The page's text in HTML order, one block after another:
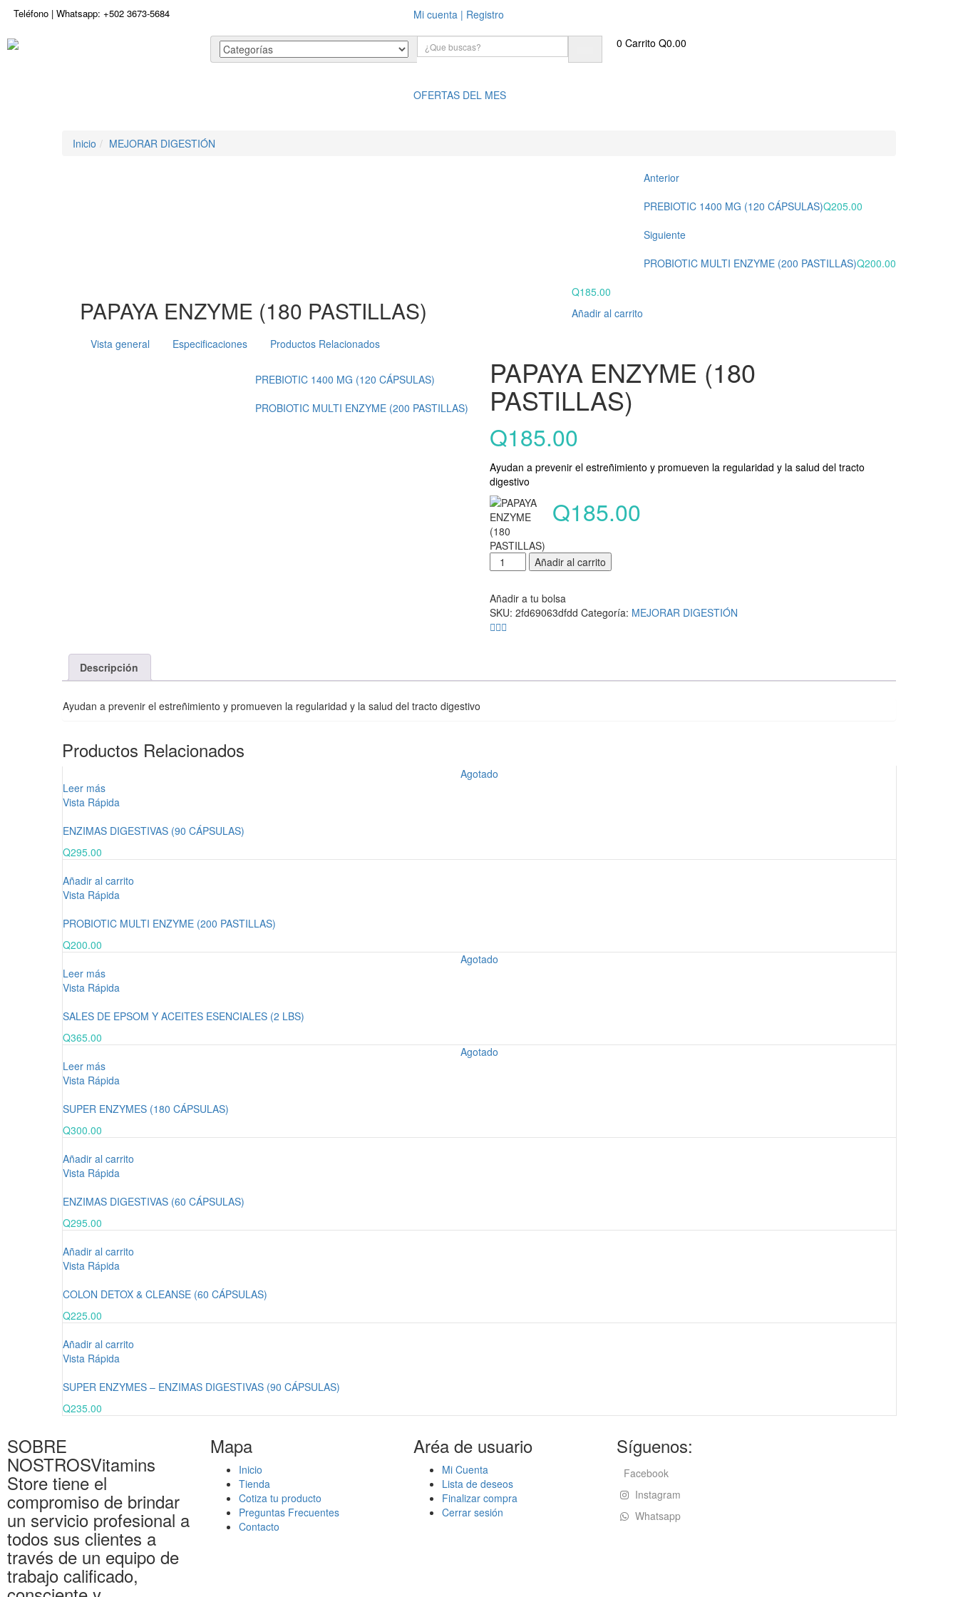
Teléfono | Whatsapp: +502 3673-5684
Mi cuenta | Registro
0 Carrito Q0.00
OFERTAS DEL MES
Inicio MEJORAR DIGESTIÓN
Anterior
PREBIOTIC 1400 MG (120 CÁPSULAS)Q205.00
Siguiente
PROBIOTIC MULTI ENZYME (200 PASTILLAS)Q200.00
PAPAYA ENZYME (180 PASTILLAS)
Vista general Especificaciones Productos Relacionados
Q185.00
Añadir al carrito
PREBIOTIC 1400 MG (120 CÁPSULAS)
PROBIOTIC MULTI ENZYME (200 PASTILLAS)
PAPAYA ENZYME (180
PASTILLAS)
Q185.00
Ayudan a prevenir el estreñimiento y promueven la regularidad y la salud del tracto
digestivo
Q185.00
Añadir al carrito
Añadir a tu bolsa
SKU: 2fd69063dfdd Categoría: MEJORAR DIGESTIÓN
Descripción
Ayudan a prevenir el estreñimiento y promueven la regularidad y la salud del tracto digestivo
Productos Relacionados
Agotado
Leer más
Vista Rápida
ENZIMAS DIGESTIVAS (90 CÁPSULAS)
Q295.00
Añadir al carrito
Vista Rápida
PROBIOTIC MULTI ENZYME (200 PASTILLAS)
Q200.00
Agotado
Leer más
Vista Rápida
SALES DE EPSOM Y ACEITES ESENCIALES (2 LBS)
Q365.00
Agotado
Leer más
Vista Rápida
SUPER ENZYMES (180 CÁPSULAS)
Q300.00
Añadir al carrito
Vista Rápida
ENZIMAS DIGESTIVAS (60 CÁPSULAS)
Q295.00
Añadir al carrito
Vista Rápida
COLON DETOX & CLEANSE (60 CÁPSULAS)
Q225.00
Añadir al carrito
Vista Rápida
SUPER ENZYMES – ENZIMAS DIGESTIVAS (90 CÁPSULAS)
Q235.00
SOBRE
NOSTROSVitamins
Store tiene el
compromiso de brindar
un servicio profesional a
todos sus clientes a
través de un equipo de
trabajo calificado,
Mapa
Inicio
Tienda
Cotiza tu producto
Preguntas Frecuentes
Contacto
Aréa de usuario
Mi Cuenta
Lista de deseos
Finalizar compra
Cerrar sesión
Síguenos:
Facebook
Instagram
Whatsapp